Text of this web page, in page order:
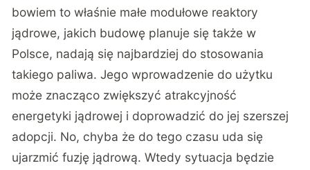
bowiem to właśnie małe modułowe reaktory
jądrowe, jakich budowę planuje się także w
Polsce, nadają się najbardziej do stosowania
takiego paliwa. Jego wprowadzenie do użytku
może znacząco zwiększyć atrakcyjność
energetyki jądrowej i doprowadzić do jej szerszej
adopcji. No, chyba że do tego czasu uda się
ujarzmić fuzję jądrową. Wtedy sytuacja będzie